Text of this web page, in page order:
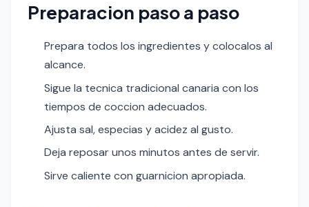
Preparacion paso a paso
Prepara todos los ingredientes y colocalos al
alcance.
Sigue la tecnica tradicional canaria con los
tiempos de coccion adecuados.
Ajusta sal, especias y acidez al gusto.
Deja reposar unos minutos antes de servir.
Sirve caliente con guarnicion apropiada.